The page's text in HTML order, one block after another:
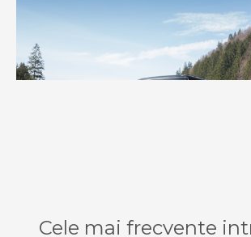
Cele mai frecvente